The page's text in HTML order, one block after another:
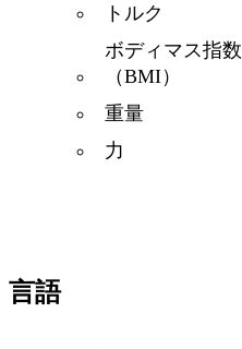
トルク
ボディマス指数
（BMI）
重量
力
言語